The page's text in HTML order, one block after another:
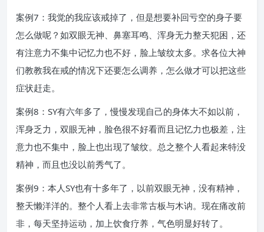
案例7：我觉的我应该戒掉了，但是想要补回亏空的身子要
怎么做呢？如双眼无神、鼻塞耳鸣、浑身无力整天犯困，还
有注意力不集中记忆力也不好，脸上皱纹太多。求各位大神
们教教我在戒的情况下还要怎么调养，怎么做才可以把这些
症状赶走。
案例8：SY有六年多了，慢慢发现自己的身体大不如以前，
浑身乏力，双眼无神，脸色很不好看而且记忆力也极差，注
意力也不集中，脸上也出现了皱纹。总之整个人看起来特没
精神，而且也没以前秀气了。
案例9：本人SY也有十多年了，以前双眼无神，没有精神，
整天懒洋洋的。整个人看上去非常古板与木讷。现在痛改前
非，每天坚持运动，加上饮食疗养，气色明显好转了。